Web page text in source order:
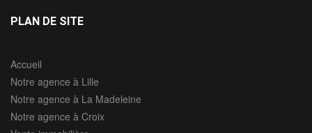
PLAN DE SITE
Accueil
Notre agence à Lille
Notre agence à La Madeleine
Notre agence à Croix